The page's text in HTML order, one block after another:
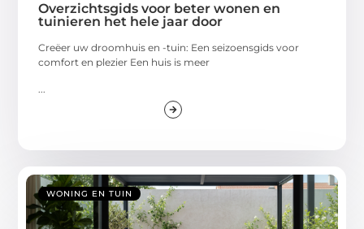
Overzichtsgids voor beter wonen en
tuinieren het hele jaar door
Creëer uw droomhuis en -tuin: Een seizoensgids voor
comfort en plezier Een huis is meer
WONING EN TUIN